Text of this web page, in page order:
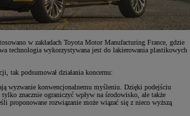
w zakładach Toyota Motor Manufacturing France, gdzie
technologia wykorzystywana jest do lakierowania plastikowych
tak podsumował działania koncernu:
wyzwanie konwencjonalnemu myśleniu. Dzięki podejściu
znacznie ograniczyć wpływ na środowisko, ale także
proponowane rozwiązanie może wiązać się z nieco wyższą